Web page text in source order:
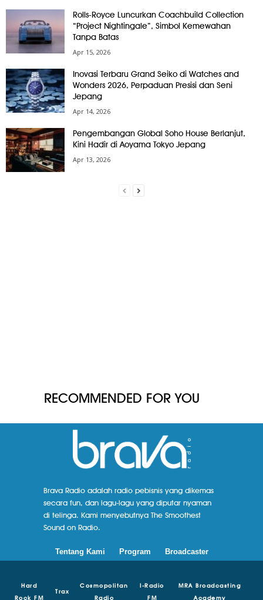
Rolls-Royce Luncurkan Coachbuild Collection
“Project Nightingale”, Simbol Kemewahan
Tanpa Batas
Apr 15, 2026
Inovasi Terbaru Grand Seiko di Watches and
Wonders 2026, Perpaduan Presisi dan Seni
Jepang
Apr 14, 2026
Pengembangan Global Soho House Berlanjut,
Kini Hadir di Aoyama Tokyo Jepang
Apr 13, 2026
RECOMMENDED FOR YOU
Brava Radio adalah radio pebisnis yang dikemas
secara fun, dan lagu-lagu yang diputar nyaman
di telinga. Kami menyebutnya The Smoothest
Sound on Radio.
Tentang Kami Program Broadcaster
Hard
Rock FM
Trax
Cosmopolitan
Radio
I-Radio
FM
MRA Broadcasting
Academy